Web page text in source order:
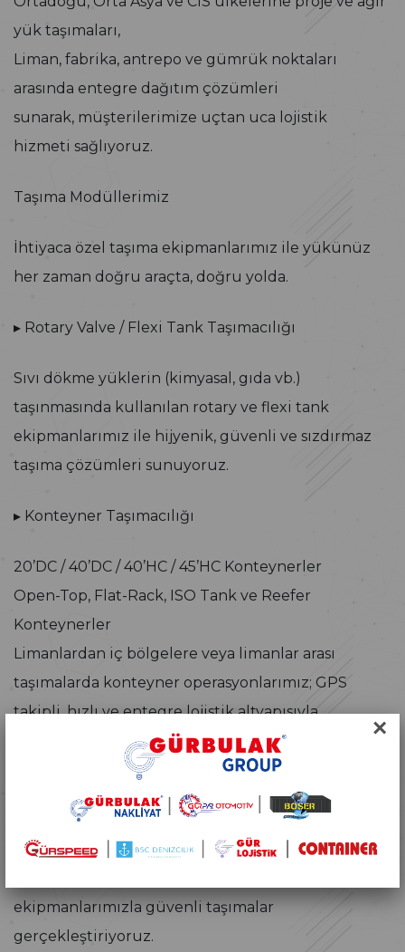
×
yük taşımaları,
Liman, fabrika, antrepo ve gümrük noktaları
arasında entegre dağıtım çözümleri
sunarak, müşterilerimize uçtan uca lojistik
hizmeti sağlıyoruz.
Taşıma Modüllerimiz
İhtiyaca özel taşıma ekipmanlarımız ile yükünüz
her zaman doğru araçta, doğru yolda.
▸ Rotary Valve / Flexi Tank Taşımacılığı
Sıvı dökme yüklerin (kimyasal, gıda vb.)
taşınmasında kullanılan rotary ve flexi tank
ekipmanlarımız ile hijyenik, güvenli ve sızdırmaz
taşıma çözümleri sunuyoruz.
▸ Konteyner Taşımacılığı
20’DC / 40’DC / 40’HC / 45’HC Konteynerler
Open-Top, Flat-Rack, ISO Tank ve Reefer
Konteynerler
Limanlardan iç bölgelere veya limanlar arası
taşımalarda konteyner operasyonlarımız; GPS
takipli, hızlı ve entegre lojistik altyapısıyla
desteklenmektedir.
▸ Tenteli Araçlar (Perdeli Tır ve Dorse)
Avrupa taşımalarında kullandığımız tenteli sistem
araçlarımız, komple ve parsiyel yüklemelere
ekipmanlarımızla güvenli taşımalar
gerçekleştiriyoruz.